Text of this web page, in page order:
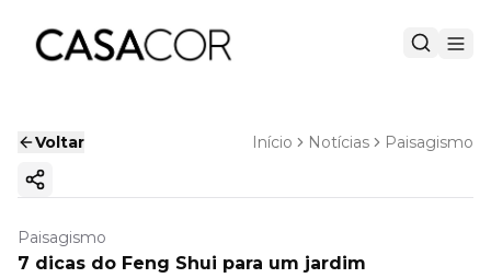
Voltar Início Notícias Paisagismo
Copiar link
Paisagismo
7 dicas do Feng Shui para um jardim